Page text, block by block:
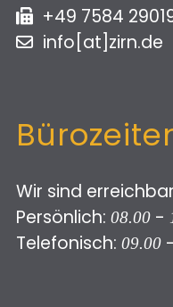
+49 7584
info[at]zirn.de
Wir sind
Persönlich: 08.00-
Telefonisch: 09.00-